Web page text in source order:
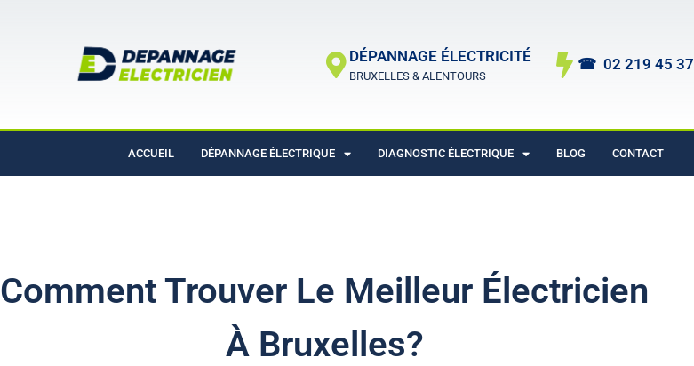
DÉPANNAGE ÉLECTRICITÉ
BRUXELLES & ALENTOURS
☎︎ 02 219 45 37
ACCUEIL DÉPANNAGE ÉLECTRIQUE DIAGNOSTIC ÉLECTRIQUE BLOG CONTACT
Comment Trouver Le Meilleur Électricien
À Bruxelles?